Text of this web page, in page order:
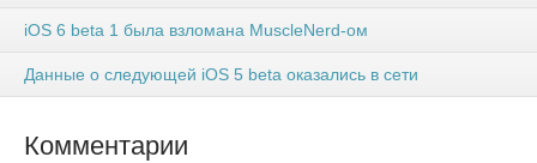
iOS 6 beta 1 была взломана MuscleNerd-ом
Данные о следующей iOS 5 beta оказались в сети
Комментарии